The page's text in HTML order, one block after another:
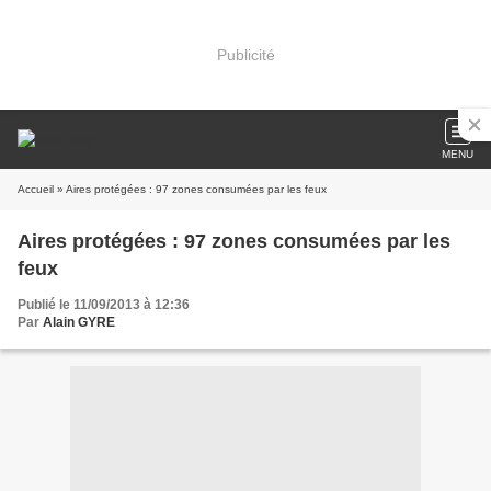
Publicité
MENU
Accueil » Aires protégées : 97 zones consumées par les feux
Aires protégées : 97 zones consumées par les
feux
Publié le 11/09/2013 à 12:36
Par Alain GYRE